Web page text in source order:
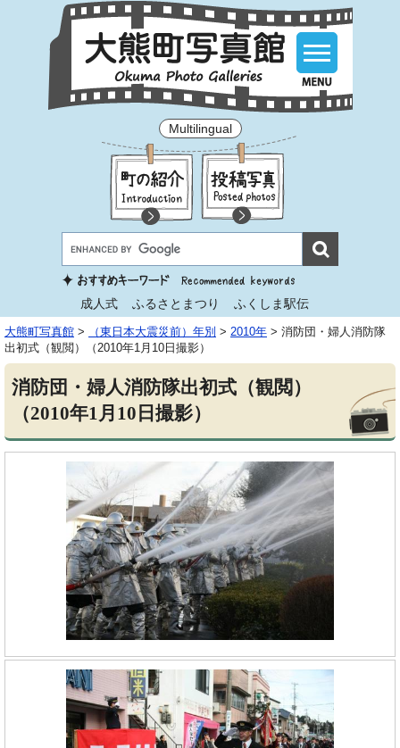
Multilingual
成人式 ふるさとまつり ふくしま駅伝
大熊町写真館 > （東日本大震災前）年別 > 2010年 > 消防団・婦人消防隊
出初式（観閲）（2010年1月10日撮影）
消防団・婦人消防隊出初式（観閲）
（2010年1月10日撮影）